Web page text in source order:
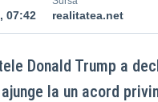
07:42 realitatea.net
Donald Trump a
la un acord